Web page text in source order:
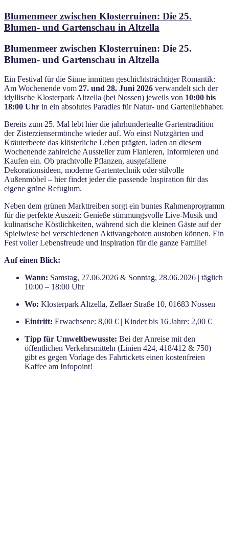
Blumenmeer zwischen Klosterruinen: Die 25.
Blumen- und Gartenschau in Altzella
Blumenmeer zwischen Klosterruinen: Die 25.
Blumen- und Gartenschau in Altzella
Ein Festival für die Sinne inmitten geschichtsträchtiger Romantik:
Am Wochenende vom 27. und 28. Juni 2026 verwandelt sich der
idyllische Klosterpark Altzella (bei Nossen) jeweils von 10:00 bis
18:00 Uhr in ein absolutes Paradies für Natur- und Gartenliebhaber.
Bereits zum 25. Mal lebt hier die jahrhundertealte Gartentradition
der Zisterziensermönche wieder auf. Wo einst Nutzgärten und
Kräuterbeete das klösterliche Leben prägten, laden an diesem
Wochenende zahlreiche Aussteller zum Flanieren, Informieren und
Kaufen ein. Ob prachtvolle Pflanzen, ausgefallene
Dekorationsideen, moderne Gartentechnik oder stilvolle
Außenmöbel – hier findet jeder die passende Inspiration für das
eigene grüne Refugium.
Neben dem grünen Markttreiben sorgt ein buntes Rahmenprogramm
für die perfekte Auszeit: Genieße stimmungsvolle Live-Musik und
kulinarische Köstlichkeiten, während sich die kleinen Gäste auf der
Spielwiese bei verschiedenen Aktivangeboten austoben können. Ein
Fest voller Lebensfreude und Inspiration für die ganze Familie!
Auf einen Blick:
Wann: Samstag, 27.06.2026 & Sonntag, 28.06.2026 | täglich
10:00 – 18:00 Uhr
Wo: Klosterpark Altzella, Zellaer Straße 10, 01683 Nossen
Eintritt: Erwachsene: 8,00 € | Kinder bis 16 Jahre: 2,00 €
Tipp für Umweltbewusste: Bei der Anreise mit den
öffentlichen Verkehrsmitteln (Linien 424, 418/412 & 750)
gibt es gegen Vorlage des Fahrtickets einen kostenfreien
Kaffee am Infopoint!